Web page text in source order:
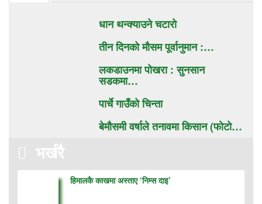
धान थन्क्याउने चटाराे
तीन दिनको मौसम पूर्वानुमान :…
लकडाउनमा पोखरा : सुनसान
सडकमा…
पार्चे गाउँको चिन्ता
बेमौसमी वर्षाले तनावमा किसान (फाेटाे…
भर्खरै
हिमालकै काखमा अस्ताए ‘निम्स दाइ’